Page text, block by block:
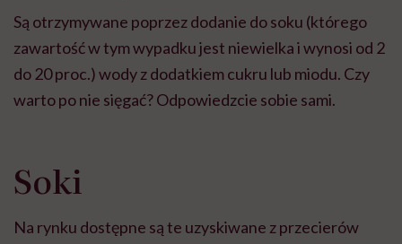
Są otrzymywane poprzez dodanie do soku (którego
zawartość w tym wypadku jest niewielka i wynosi od 2
do 20 proc.) wody z dodatkiem cukru lub miodu. Czy
warto po nie sięgać? Odpowiedzcie sobie sami.
Soki
Na rynku dostępne są te uzyskiwane z przecierów